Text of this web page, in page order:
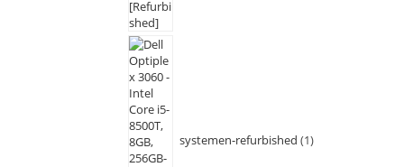
systemen-refurbished 1